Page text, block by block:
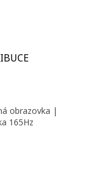
obrazovka |
165Hz